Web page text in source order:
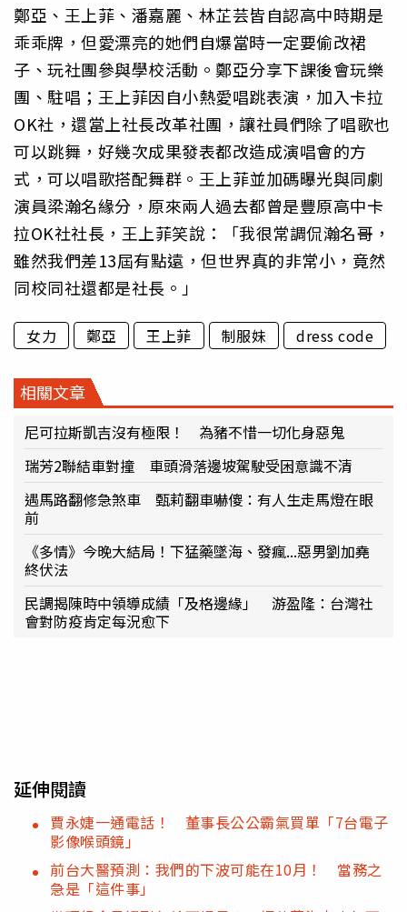
鄭亞、王上菲、潘嘉麗、林芷芸皆自認高中時期是
乖乖牌，但愛漂亮的她們自爆當時一定要偷改裙
子、玩社團參與學校活動。鄭亞分享下課後會玩樂
團、駐唱；王上菲因自小熱愛唱跳表演，加入卡拉
OK社，還當上社長改革社團，讓社員們除了唱歌也
可以跳舞，好幾次成果發表都改造成演唱會的方
式，可以唱歌搭配舞群。王上菲並加碼曝光與同劇
演員梁瀚名緣分，原來兩人過去都曾是豐原高中卡
拉OK社社長，王上菲笑說：「我很常調侃瀚名哥，
雖然我們差13屆有點遠，但世界真的非常小，竟然
同校同社還都是社長。」
女力 鄭亞 王上菲 制服妹 dress code
相關文章
尼可拉斯凱吉沒有極限！ 為豬不惜一切化身惡鬼
瑞芳2聯結車對撞 車頭滑落邊坡駕駛受困意識不清
遇馬路翻修急煞車 甄莉翻車嚇傻：有人生走馬燈在眼
前
《多情》今晚大結局！下猛藥墜海、發瘋...惡男劉加堯
終伏法
民調揭陳時中領導成績「及格邊緣」 游盈隆：台灣社
會對防疫肯定每況愈下
延伸閱讀
賈永婕一通電話！ 董事長公公霸氣買單「7台電子
影像喉頭鏡」
前台大醫預測：我們的下波可能在10月！ 當務之
急是「這件事」